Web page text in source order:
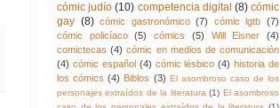
cómic judío (10) competencia digital (8) cómic
gay (8) cómic gastronómico (7) cómic lgtb (7)
cómic policíaco
(5) cómics (5) Will Eisner
(4)
comictecas (4) cómic en medios de comunicación
(4) cómic español (4) cómic lésbico (4) historia de
los cómics (4) Biblos (3) El asombroso caso de los
personajes extraídos de la literatura (1) El asombroso